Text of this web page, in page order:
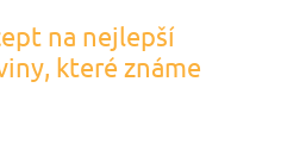
na nejlepší
které známe